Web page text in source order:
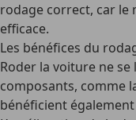
rodage correct, car le
efficace.
Les bénéfices du
Roder la voiture ne se
composants, comme
bénéficient